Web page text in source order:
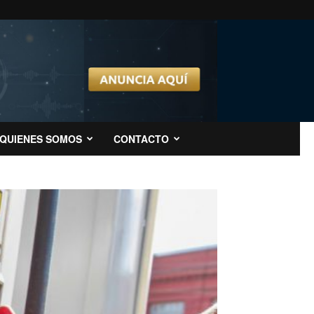
QUIENES SOMOS CONTACTO